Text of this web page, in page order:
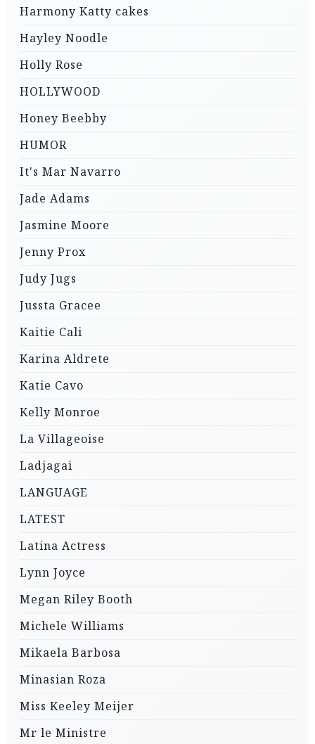
Harmony Katty cakes
Hayley Noodle
Holly Rose
HOLLYWOOD
Honey Beebby
HUMOR
It's Mar Navarro
Jade Adams
Jasmine Moore
Jenny Prox
Judy Jugs
Jussta Gracee
Kaitie Cali
Karina Aldrete
Katie Cavo
Kelly Monroe
La Villageoise
Ladjagai
LANGUAGE
LATEST
Latina Actress
Lynn Joyce
Megan Riley Booth
Michele Williams
Mikaela Barbosa
Minasian Roza
Miss Keeley Meijer
Mr le Ministre